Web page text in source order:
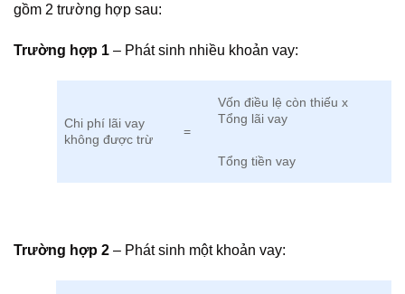
gồm 2 trường hợp sau:
Trường hợp 1 – Phát sinh nhiều khoản vay:
Chi phí lãi vay
không được trừ
=
Vốn điều lệ còn thiếu x
Tổng lãi vay
Tổng tiền vay
Trường hợp 2 – Phát sinh một khoản vay: